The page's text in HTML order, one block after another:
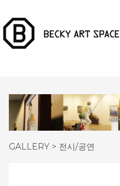
GALLERY > 전시/공연